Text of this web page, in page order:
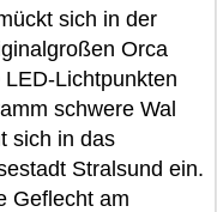
sich in der
Orca
Lichtpunkten
schwere Wal
sich in das
Stralsund ein.
Geflecht am